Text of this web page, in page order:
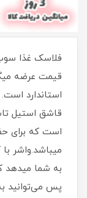
فلاسک غذا سوپ
قیمت عرضه
استاندارد
قاشق استیل
است که برای
میباشد.واشر
به شما میدهد
پس می‌توانید